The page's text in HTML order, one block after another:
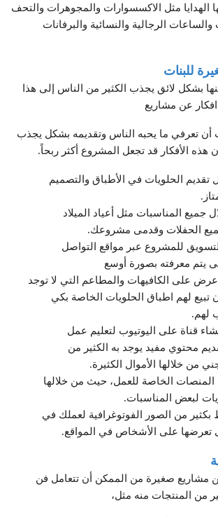
الهدايا مثل الاكسسوارات والمجوهرات والتحف
الرجالية والنسائية والبرفانات
للبنات
بشكل لائق يجذب الكثير من الناس إلى هذا
عن مشاريع
أن تعرفي ما يحبه الناس وتقديمه بشكل يجذب
هذه الأفكار قد تجعل المشروع أكثر ربحاً.
تقديم الحلويات في الأطباق والتصميم
جميع المناسبات مثل أعياد الميلاد
الحفلات وقدمى مشروعك.
للمشروع عبر مواقع التواصل
يتم معرفته بصورة أوسع
عرض على الكافيهات والمطاعم التي لا توجد
تبيع لهم اطباق الحلويات الخاصة بكي
لهم.
قناة على اليوتيوب لتعليم عمل
محتوي مفيد يوجد به الكثير من
من خلالها الأموال الكثيرة.
المنصات الخاصة للعمل، حيث من خلالها
لبعض المناسبات.
بكثير من الصور الفوتوغرافية لعملك في
تعرضها على الأشخاص في المواقع.
مشاريع صغيرة من الممكن أن تتعامل فن
من المنتجات منه مثل،